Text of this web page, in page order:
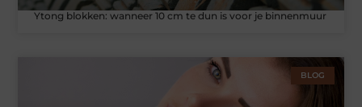
Ytong blokken: wanneer 10 cm te dun is voor je binnenmuur
BLOG